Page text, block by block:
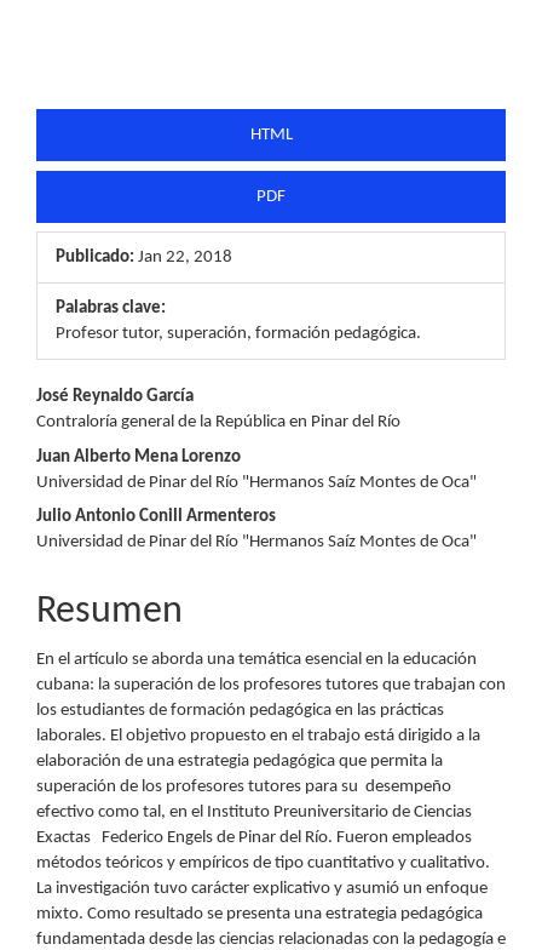
HTML
PDF
Publicado: Jan 22, 2018
Palabras clave:
Profesor tutor, superación, formación pedagógica.
Contenido
principal
del
artículo
José Reynaldo García
Contraloría general de la República en Pinar del Río
Juan Alberto Mena Lorenzo
Universidad de Pinar del Río "Hermanos Saíz Montes de Oca"
Julio Antonio Conill Armenteros
Universidad de Pinar del Río "Hermanos Saíz Montes de Oca"
Resumen
En el artículo se aborda una temática esencial en la educación
cubana: la superación de los profesores tutores que trabajan con
los estudiantes de formación pedagógica en las prácticas
laborales. El objetivo propuesto en el trabajo está dirigido a la
elaboración de una estrategia pedagógica que permita la
superación de los profesores tutores para su desempeño
efectivo como tal, en el Instituto Preuniversitario de Ciencias
Exactas Federico Engels de Pinar del Río. Fueron empleados
métodos teóricos y empíricos de tipo cuantitativo y cualitativo.
La investigación tuvo carácter explicativo y asumió un enfoque
mixto. Como resultado se presenta una estrategia pedagógica
fundamentada desde las ciencias relacionadas con la pedagogía e